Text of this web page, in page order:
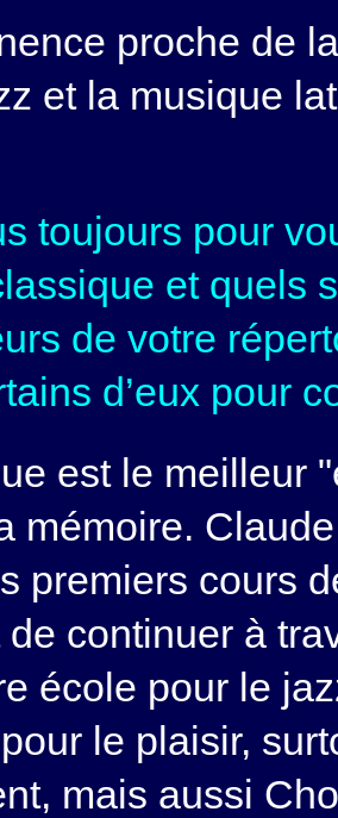
proche de
et la musique
toujours pour
et quels
de votre
d’eux pour
est le meilleur
mémoire.
premiers cours
continuer à
école pour le
le plaisir,
mais aussi